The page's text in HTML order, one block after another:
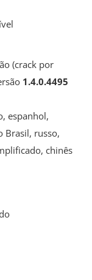
(crack por
1.4.0.4495
espanhol,
Brasil, russo,
chinês